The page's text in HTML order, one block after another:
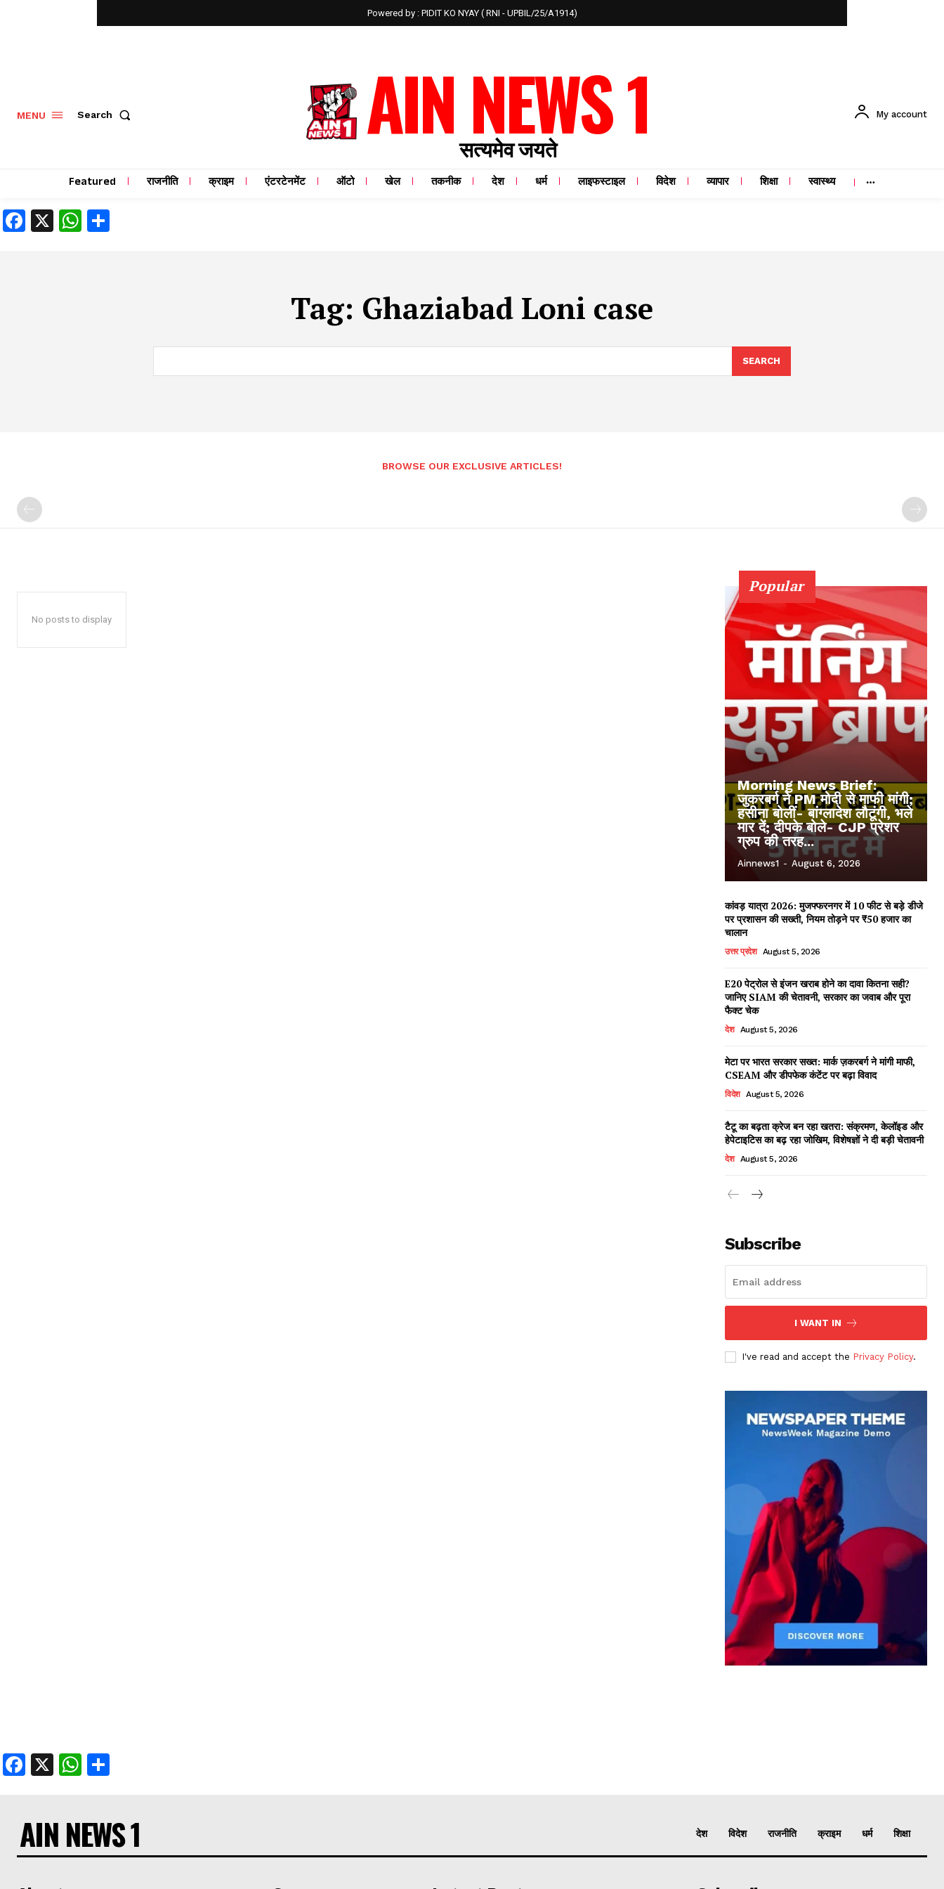
Powered by : PIDIT KO NYAY ( RNI - UPBIL/25/A1914)
MENU Search AIN NEWS 1
सत्यमेव जयते
My account
Featured राजनीति क्राइम एंटरटेनमेंट ऑटो खेल तकनीक देश धर्म लाइफस्टाइल विदेश व्यापार शिक्षा स्वास्थ्य
Facebook
X WhatsApp
Tag: Ghaziabad Loni case
SEARCH
BROWSE OUR EXCLUSIVE ARTICLES!
No posts to display
Popular
Morning News Brief:
जुकरबर्ग ने PM मोदी से माफी मांगी;
हसीना बोलीं- बांग्लादेश लौटूंगी, भले
मार दें; दीपके बोले- CJP प्रेशर
ग्रुप की तरह...
Ainnews1 - August 6, 2026
कांवड़ यात्रा 2026: मुजफ्फरनगर में 10 फीट से बड़े डीजे
पर प्रशासन की सख्ती, नियम तोड़ने पर ₹50 हजार का
चालान
उत्तर प्रदेश August 5, 2026
E20 पेट्रोल से इंजन खराब होने का दावा कितना सही?
जानिए SIAM की चेतावनी, सरकार का जवाब और पूरा
फैक्ट चेक
देश August 5, 2026
मेटा पर भारत सरकार सख्त: मार्क ज़करबर्ग ने मांगी माफी,
CSEAM और डीपफेक कंटेंट पर बढ़ा विवाद
विदेश August 5, 2026
टैटू का बढ़ता क्रेज बन रहा खतरा: संक्रमण, केलॉइड और
हेपेटाइटिस का बढ़ रहा जोखिम, विशेषज्ञों ने दी बड़ी चेतावनी
देश August 5, 2026
Subscribe
I WANT IN
I've read and accept the Privacy Policy.
Facebook
X WhatsApp
AIN NEWS 1 देश विदेश राजनीति क्राइम धर्म शिक्षा